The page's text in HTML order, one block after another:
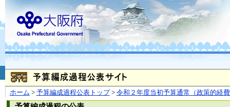
ホーム > 予算編成過程公表トップ> 令和２年度当初予算通常（政策的経
お問合せ
大阪府
（法人番号 4000020270008）
本庁 〒540-8570
大阪市
〒559-8555